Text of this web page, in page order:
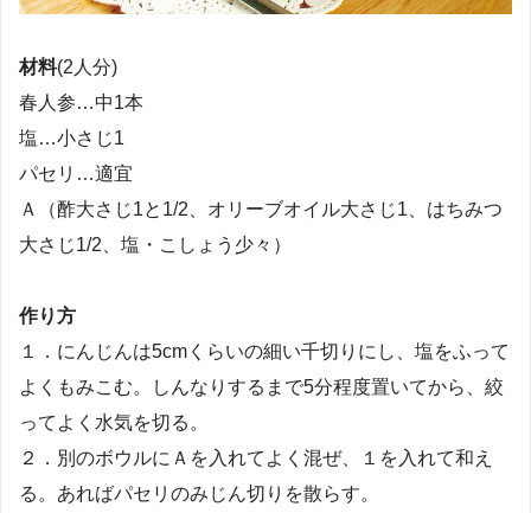
材料(2人分)
春人参…中1本
塩…小さじ1
パセリ…適宜
Ａ（酢大さじ1と1/2、オリーブオイル大さじ1、はちみつ
大さじ1/2、塩・こしょう少々）
作り方
１．にんじんは5cmくらいの細い千切りにし、塩をふって
よくもみこむ。しんなりするまで5分程度置いてから、絞
ってよく水気を切る。
２．別のボウルにＡを入れてよく混ぜ、１を入れて和え
る。あればパセリのみじん切りを散らす。